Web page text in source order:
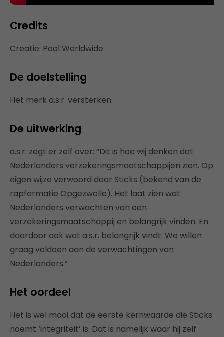
Credits
Creatie: Pool Worldwide
De doelstelling
Het merk a.s.r. versterken.
De uitwerking
a.s.r. zegt er zelf over: “Dit is hoe wij denken dat
Nederlanders verzekeringsmaatschappijen zien. Op
eigen wijze verwoord door Sticks (bekend van de
rapformatie Opgezwolle). Het laat zien wat
Nederlanders verwachten van een
verzekeringsmaatschappij en belangrijk vinden. En
daardoor ook wat a.s.r. belangrijk vindt. We willen
graag voldoen aan de verwachtingen van
Nederlanders.”
Het oordeel
Het is wel mooi dat de eerste kernwaarde die Sticks
noemt ‘integriteit’ is. Dat is namelijk waar hij zelf